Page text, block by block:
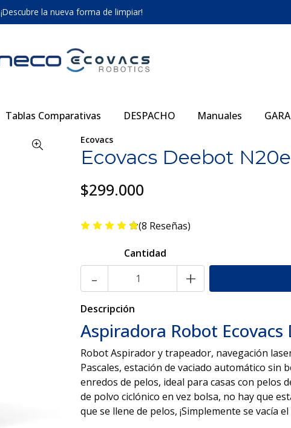
¡Descubre la nueva forma de limpiar!
Tablas Comparativas DESPACHO Manuales
Ecovacs
Ecovacs Deebot
$299.000
(8 Reseñas)
Cantidad
- +
Descripción
Aspiradora Robot Ecovacs
Robot Aspirador y trapeador, navegación
Pascales, estación de vaciado automático sin
enredos de pelos, ideal para casas con pelos
de polvo ciclónico en vez bolsa, no hay que
que se llene de pelos, ¡Simplemente se vacía